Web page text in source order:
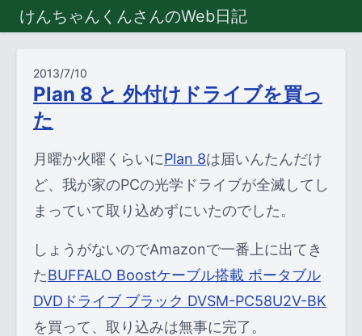
けんちゃんくんさんのWeb日記
2013/7/10
Plan 8 と 外付けドライブを買っ
た
月曜か火曜くらいにPlan 8は届いんたんだけ
ど、我が家のPCの光学ドライブが全滅してし
まっていて取り込めずにいたのでした。
しょうがないのでAmazonで一番上に出てき
たBUFFALO Boostケーブル搭載 ポータブル
DVDドライブ ブラック DVSM-PC58U2V-BK
を買って、取り込みは無事に完了。